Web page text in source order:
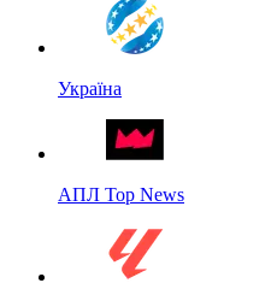
Україна
АПЛ Top News